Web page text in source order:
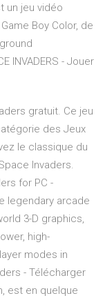
un jeu vidéo
Boy Color, de
INVADERS - Jouer
gratuit. Ce jeu
des Jeux
le classique du
Invaders.
for PC -
legendary arcade
3-D graphics,
high-
modes in
- Télécharger
est en quelque